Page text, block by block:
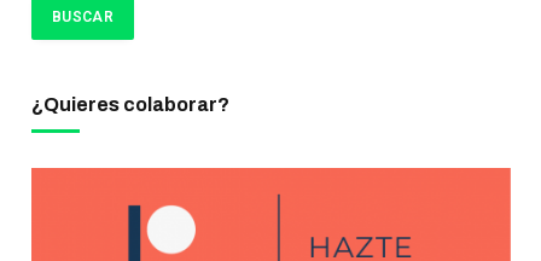
¿Quieres colaborar?